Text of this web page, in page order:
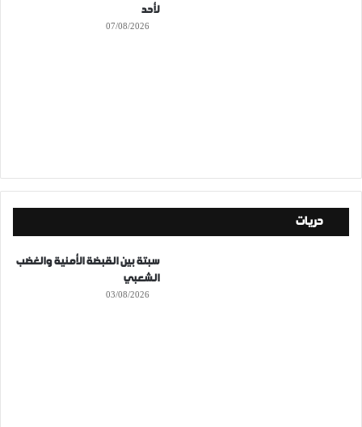
لأحد
07/08/2026
حريات
سبتة بين القبضة الأمنية والغضب
الشعبي
03/08/2026